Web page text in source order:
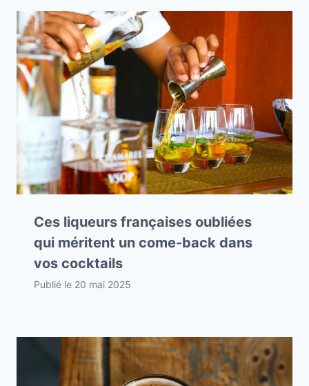
Ces liqueurs françaises oubliées
qui méritent un come-back dans
vos cocktails
Publié le 20 mai 2025